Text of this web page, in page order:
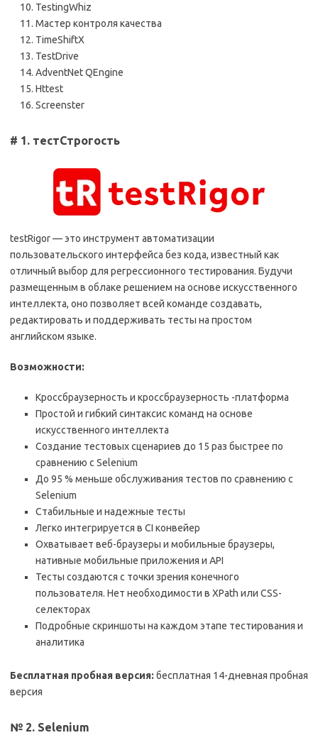
TestingWhiz
Мастер контроля качества
TimeShiftX
TestDrive
AdventNet QEngine
Httest
Screenster
# 1. тестСтрогость
testRigor — это инструмент автоматизации
пользовательского интерфейса без кода, известный как
отличный выбор для регрессионного тестирования. Будучи
размещенным в облаке решением на основе искусственного
интеллекта, оно позволяет всей команде создавать,
редактировать и поддерживать тесты на простом
английском языке.
Возможности:
Кроссбраузерность и кроссбраузерность -платформа
Простой и гибкий синтаксис команд на основе
искусственного интеллекта
Создание тестовых сценариев до 15 раз быстрее по
сравнению с Selenium
До 95 % меньше обслуживания тестов по сравнению с
Selenium
Стабильные и надежные тесты
Легко интегрируется в CI конвейер
Охватывает веб-браузеры и мобильные браузеры,
нативные мобильные приложения и API
Тесты создаются с точки зрения конечного
пользователя. Нет необходимости в XPath или CSS-
селекторах
Подробные скриншоты на каждом этапе тестирования и
аналитика
Бесплатная пробная версия: бесплатная 14-дневная пробная
версия
№ 2. Selenium